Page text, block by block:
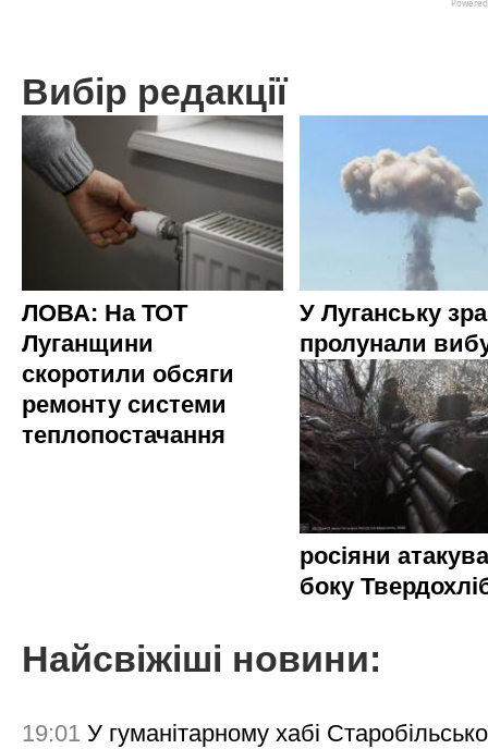
Вибір редакції
ЛОВА: На ТОТ
Луганщини
скоротили обсяги
ремонту системи
теплопостачання
У Луганську
пролунали
росіяни
боку
Найсвіжіші новини:
19:01 У гуманітарному хабі